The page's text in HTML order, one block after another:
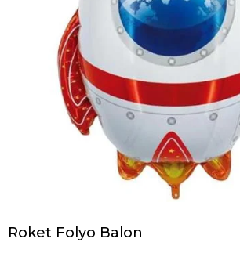
Roket Folyo Balon